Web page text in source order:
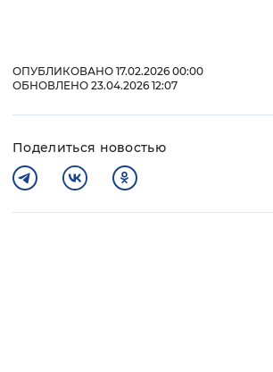
ОПУБЛИКОВАНО 17.02.2026 00:00
ОБНОВЛЕНО 23.04.2026 12:07
Поделиться новостью